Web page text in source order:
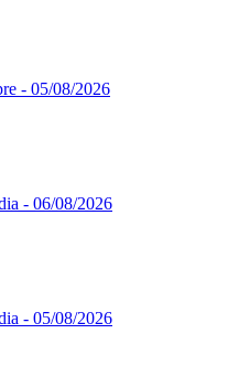
- 05/08/2026
- 06/08/2026
- 05/08/2026